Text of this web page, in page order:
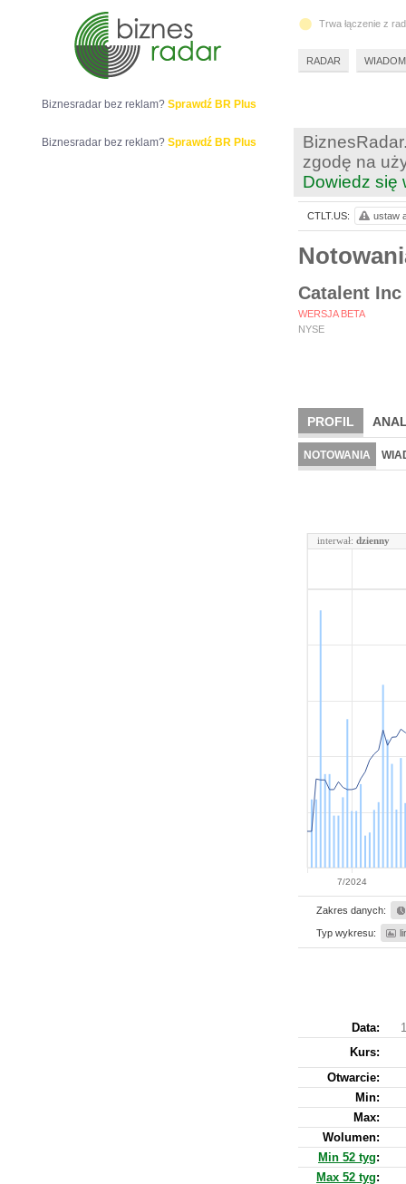
zgodę na
Dowiedz się
Catalent Inc
WERSJA BETA
NYSE
PROFIL
NOTOWANIA
7/2024
interwał: dzienny
Zakres danych:
Typ wykresu:
Data:
Kurs:
Otwarcie:
Min:
Max:
Wolumen:
Min 52 tyg:
Max 52 tyg:
CTLT.US: ustaw
Biznesradar bez reklam? Sprawdź BR Plus
Biznesradar bez reklam? Sprawdź BR Plus
Trwa łączenie z
RADAR